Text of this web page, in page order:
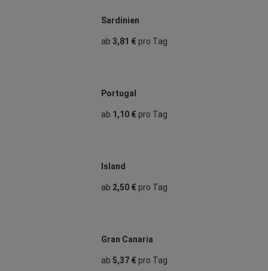
Sardinien
ab 3,81 €pro Tag
Portugal
ab 1,10 €pro Tag
Island
ab 2,50 €pro Tag
Gran Canaria
ab 5,37 €pro Tag